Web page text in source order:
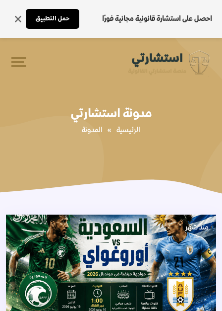
احصل على استشارة قانونية مجانية فورًا حمل التطبيق
مدونة استشارتي
الرئيسية » المدونة
منذ شهر